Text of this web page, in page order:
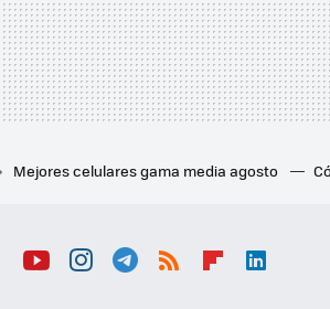
Mejores celulares gama media agosto